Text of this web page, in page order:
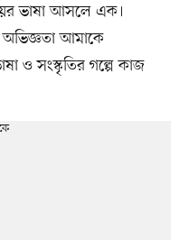
ভাষা আসলে এক।
অভিজ্ঞতা আমাকে
ও সংস্কৃতির গল্পে কাজ